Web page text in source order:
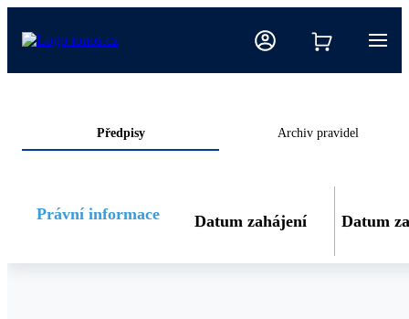
Předpisy Archiv pravidel
Právní informace Datum zahájení Datum